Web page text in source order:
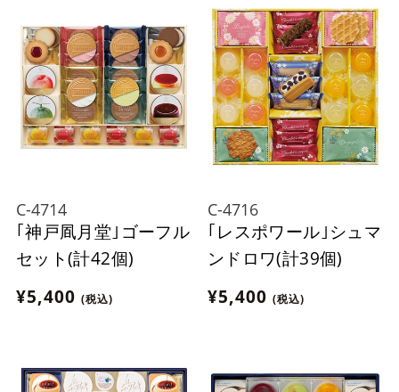
C-4714
｢神戸凮月堂｣ゴーフル
セット(計42個)
¥5,400 (税込)
C-4716
｢レスポワール｣シュマ
ンドロワ(計39個)
¥5,400 (税込)